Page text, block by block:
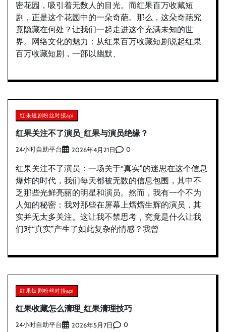
密花园，吸引着无数人的目光。而红果百万收藏短
剧，正是这个花园中的一朵奇葩。那么，这朵奇葩究
竟隐藏在何处？让我们一起走进这个充满未知的世
界。网络文化的魅力：从红果百万收藏短剧说起红果
百万收藏短剧，一部以幽默、
红果短剧粉丝对接api
红果关注不了演员_红果与演员绝缘？
24小时自助平台 2026年4月21日 0
红果关注不了演员：一场关于“真实”的迷思在这个信息
爆炸的时代，我们每天都被无数的信息包围，其中不
乏那些光鲜亮丽的明星和演员。然而，我有一个不为
人知的秘密：我对那些在屏幕上熠熠生辉的演员，其
实并无太多关注。这让我不禁思考，究竟是什么让我
们对“真实”产生了如此复杂的情感？我曾
红果短剧粉丝对接api
红果收藏怎么清理_红果清理技巧
24小时自助平台 2026年5月7日 0